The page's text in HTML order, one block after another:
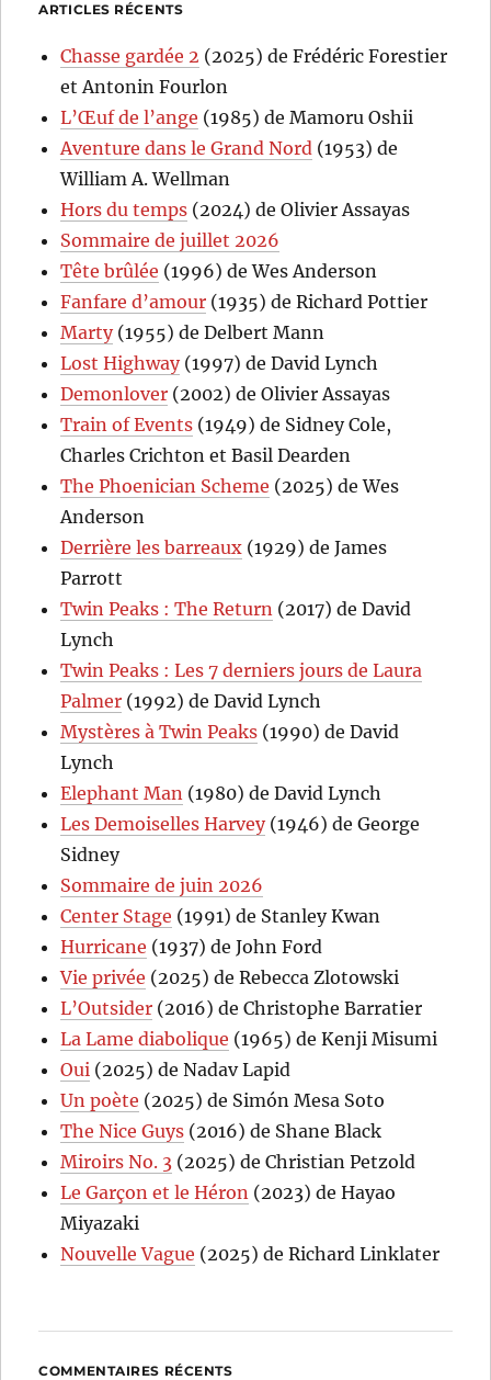
ARTICLES RÉCENTS
Chasse gardée 2 (2025) de Frédéric Forestier
et Antonin Fourlon
L’Œuf de l’ange (1985) de Mamoru Oshii
Aventure dans le Grand Nord (1953) de
William A. Wellman
Hors du temps (2024) de Olivier Assayas
Sommaire de juillet 2026
Tête brûlée (1996) de Wes Anderson
Fanfare d’amour (1935) de Richard Pottier
Marty(1955) de Delbert Mann
Lost Highway(1997) de David Lynch
Demonlover (2002) de Olivier Assayas
Train of Events (1949) de Sidney Cole,
Charles Crichton et Basil Dearden
The Phoenician Scheme (2025) de Wes
Anderson
Derrière les barreaux (1929) de James
Parrott
Twin Peaks : The Return (2017) de David
Lynch
Twin Peaks : Les 7 derniers jours de Laura
Palmer (1992) de David Lynch
Mystères à Twin Peaks (1990) de David
Lynch
Elephant Man (1980) de David Lynch
Les Demoiselles Harvey(1946) de George
Sidney
Sommaire de juin 2026
Center Stage (1991) de Stanley Kwan
Hurricane (1937) de John Ford
Vie privée (2025) de Rebecca Zlotowski
L’Outsider (2016) de Christophe Barratier
La Lame diabolique (1965) de Kenji Misumi
Oui (2025) de Nadav Lapid
Un poète (2025) de Simón Mesa Soto
The Nice Guys (2016) de Shane Black
Miroirs No. 3 (2025) de Christian Petzold
Le Garçon et le Héron (2023) de Hayao
Miyazaki
Nouvelle Vague (2025) de Richard Linklater
COMMENTAIRES RÉCENTS